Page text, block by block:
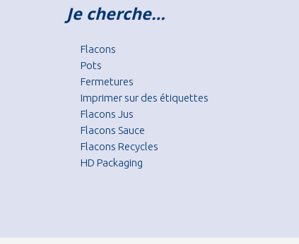
Je cherche…
Flacons
Pots
Fermetures
Imprimer sur des étiquettes
Flacons Jus
Flacons Sauce
Flacons Recycles
HD Packaging